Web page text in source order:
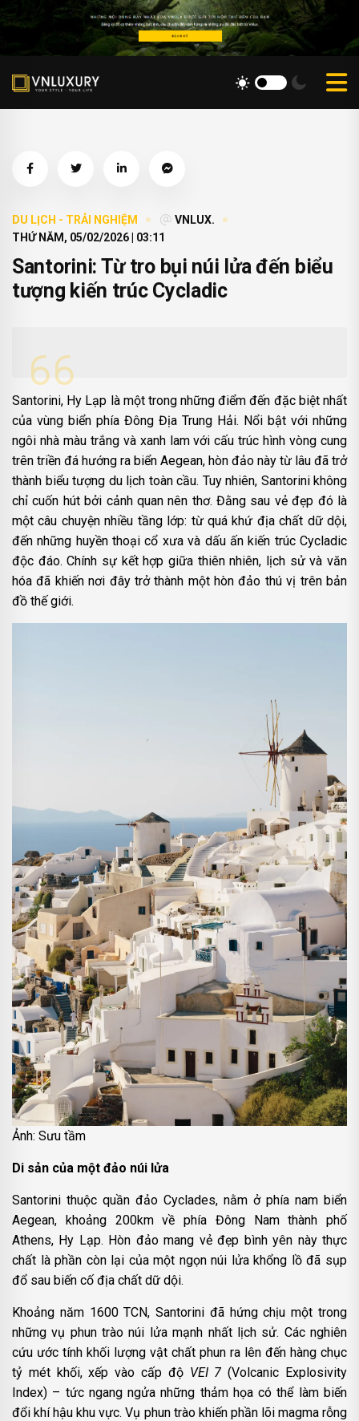
DU LỊCH - TRẢI NGHIỆM
VNLUX.
THỨ NĂM, 05/02/2026 | 03:11
Santorini: Từ tro bụi núi lửa đến biểu
tượng kiến trúc Cycladic
Santorini, Hy Lạp là một trong những điểm đến đặc biệt nhất
của vùng biển phía Đông Địa Trung Hải. Nổi bật với những
ngôi nhà màu trắng và xanh lam với cấu trúc hình vòng cung
trên triền đá hướng ra biển Aegean, hòn đảo này từ lâu đã trở
thành biểu tượng du lịch toàn cầu. Tuy nhiên, Santorini không
chỉ cuốn hút bởi cảnh quan nên thơ. Đằng sau vẻ đẹp đó là
một câu chuyện nhiều tầng lớp: từ quá khứ địa chất dữ dội,
đến những huyền thoại cổ xưa và dấu ấn kiến trúc Cycladic
độc đáo. Chính sự kết hợp giữa thiên nhiên, lịch sử và văn
hóa đã khiến nơi đây trở thành một hòn đảo thú vị trên bản
đồ thế giới.
Ảnh: Sưu tầm
Di sản của một đảo núi lửa
Santorini thuộc quần đảo Cyclades, nằm ở phía nam biển
Aegean, khoảng 200km về phía Đông Nam thành phố
Athens, Hy Lạp. Hòn đảo mang vẻ đẹp bình yên này thực
chất là phần còn lại của một ngọn núi lửa khổng lồ đã sụp
đổ sau biến cố địa chất dữ dội.
Khoảng năm 1600 TCN, Santorini đã hứng chịu một trong
những vụ phun trào núi lửa mạnh nhất lịch sử. Các nghiên
cứu ước tính khối lượng vật chất phun ra lên đến hàng chục
tỷ mét khối, xếp vào cấp độ VEI 7 (Volcanic Explosivity
Index) – tức ngang ngửa những thảm họa có thể làm biến
đổi khí hậu khu vực. Vụ phun trào khiến phần lõi magma rỗng